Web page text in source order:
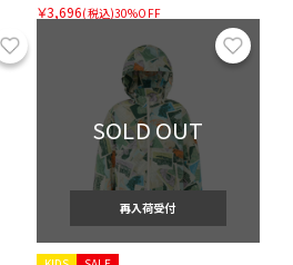
￥3,696(税込)30%OFF
お気に入り
SOLD OUT
再入荷受付